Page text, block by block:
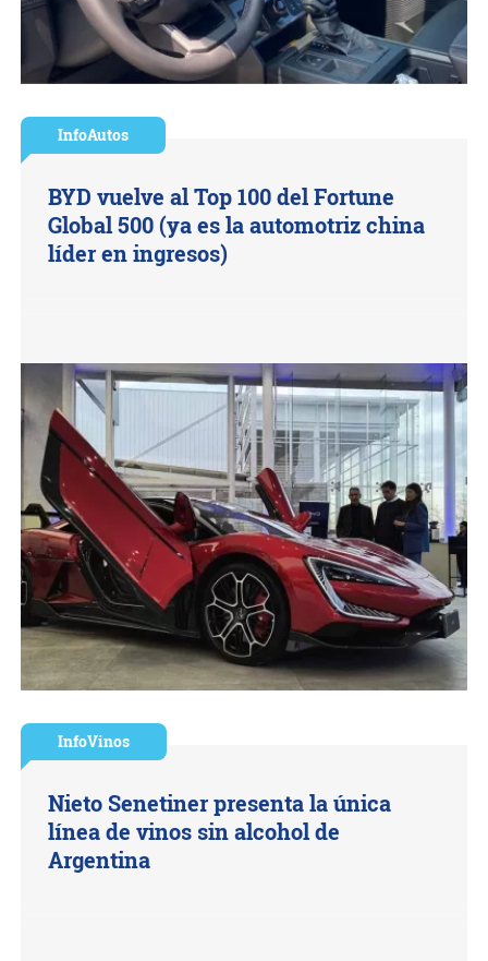
InfoAutos
BYD vuelve al Top 100 del Fortune
Global 500 (ya es la automotriz china
líder en ingresos)
InfoVinos
Nieto Senetiner presenta la única
línea de vinos sin alcohol de
Argentina